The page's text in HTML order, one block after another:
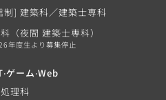
制] 建築科／建築士専科
（夜間 建築士専科）
年度生より募集停止
ゲーム‧Web
理科